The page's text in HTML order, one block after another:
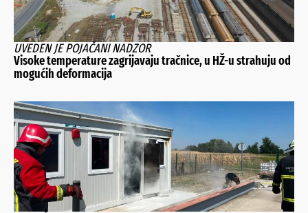
UVEDEN JE POJAČANI NADZOR
Visoke temperature zagrijavaju tračnice, u HŽ-u strahuju od
mogućih deformacija